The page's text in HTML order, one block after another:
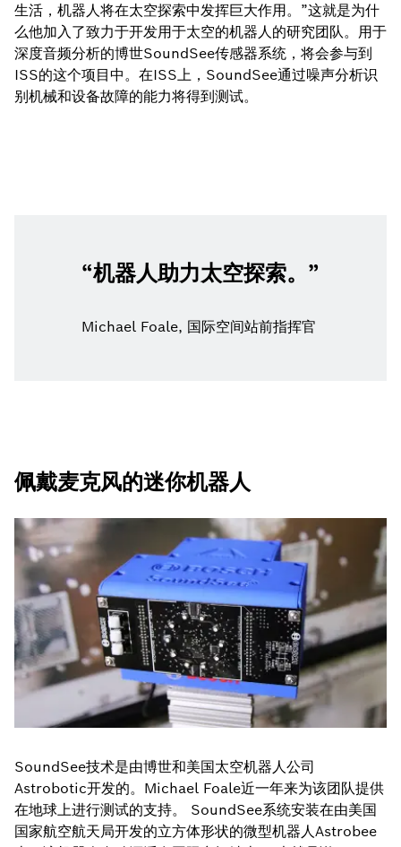
生活，机器人将在太空探索中发挥巨大作用。”这就是为什
么他加入了致力于开发用于太空的机器人的研究团队。用于
深度音频分析的博世SoundSee传感器系统，将会参与到
ISS的这个项目中。在ISS上，SoundSee通过噪声分析识
别机械和设备故障的能力将得到测试。
机器人助力太空探索。
Michael Foale, 国际空间站前指挥官
佩戴麦克风的迷你机器人
SoundSee技术是由博世和美国太空机器人公司
Astrobotic开发的。Michael Foale近一年来为该团队提供
在地球上进行测试的支持。 SoundSee系统安装在由美国
国家航空航天局开发的立方体形状的微型机器人Astrobee